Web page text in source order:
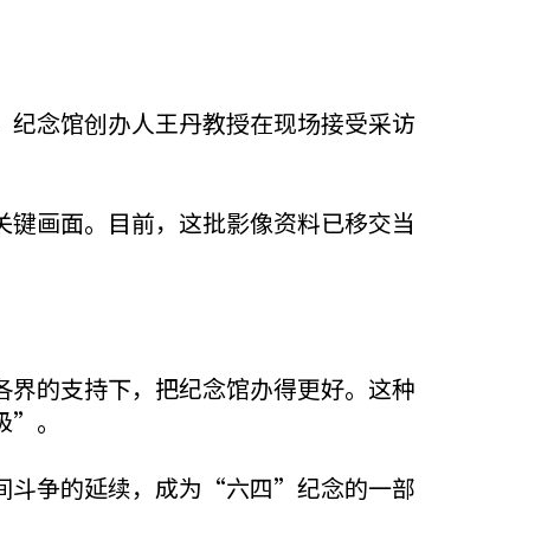
念馆创办人王丹教授在现场接受采访
画面。目前，这批影像资料已移交当
的支持下，把纪念馆办得更好。这种
”。
斗争的延续，成为“六四”纪念的一部